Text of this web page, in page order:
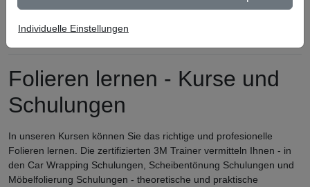
Lagerware wird bei Bestellung bis 14 Uhr noch am selben
Folieren lernen - Kurse und
Schulungen
In unseren Kursen können Sie das richtige und profesionelle
Folieren lernen. Die zertifizierten 3M Trainer vermitteln Ihnen - in
den Car Wrapping Schulungen, Scheibentönung Schulungen und
Möbelfolierung Schulungen - theoretische und praktische
Individuelle Einstellungen